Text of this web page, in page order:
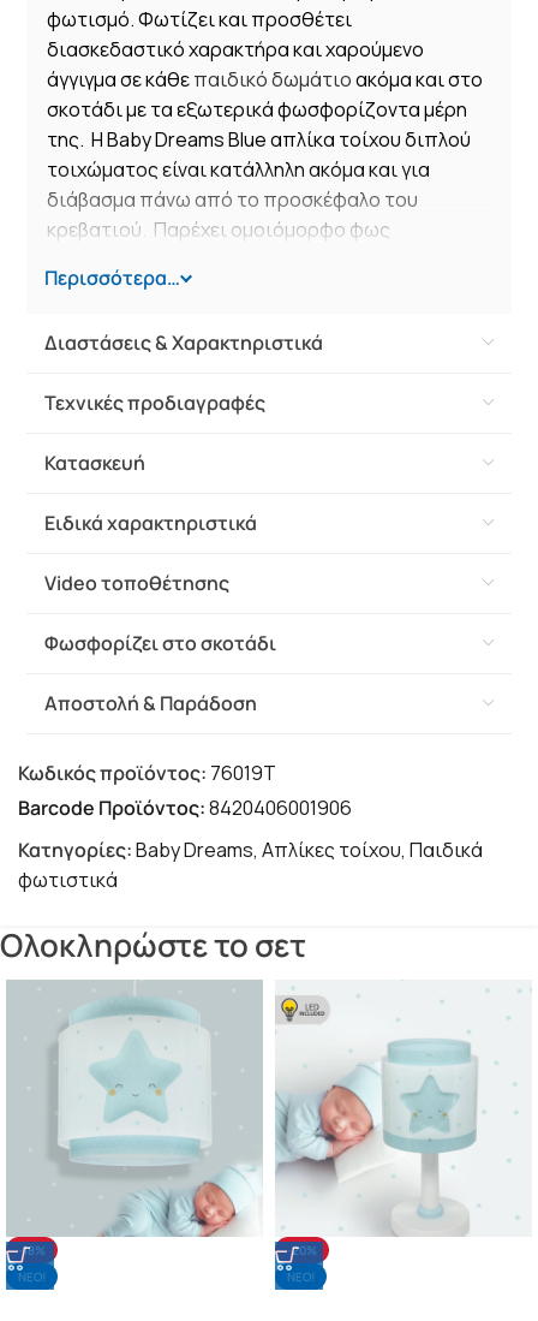
φωτισμό. Φωτίζει και προσθέτει
διασκεδαστικό χαρακτήρα και χαρούμενο
άγγιγμα σε κάθεπαιδικό δωμάτιοακόμα και στο
σκοτάδι με τα εξωτερικά φωσφορίζοντα μέρη
της. Η Baby Dreams Blue απλίκα τοίχου διπλού
τοιχώματος είναι κατάλληλη ακόμα και για
διάβασμα πάνω από το προσκέφαλο του
κρεβατιού. Παρέχει ομοιόμορφο φως
παιδιά να επιδοθούν σε ότι τους αρέσει
δημιουργώντας! Η Baby Dreams Blue απλίκα
υπόλοιπαπαιδικά φωτιστικά
Ευρώπη.
Περισσότερα…
Διαστάσεις & Χαρακτηριστικά
Τεχνικές προδιαγραφές
Κατασκευή
Ειδικά χαρακτηριστικά
Video τοποθέτησης
Φωσφορίζει στο σκοτάδι
Αποστολή & Παράδοση
Barcode Προϊόντος:8420406001906
Κωδικός προϊόντος: 76019T
Κατηγορίες:Baby Dreams, Απλίκες τοίχου, Παιδικά
φωτιστικά
Ολοκληρώστε το σετ
-18%
NΕΟ!
-20%
NΕΟ!